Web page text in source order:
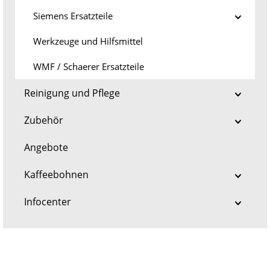
Siemens Ersatzteile
Werkzeuge und Hilfsmittel
WMF / Schaerer Ersatzteile
Reinigung und Pflege
Zubehör
Angebote
Kaffeebohnen
Infocenter